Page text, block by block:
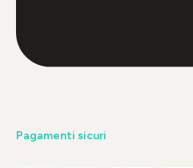
Pagamenti sicuri